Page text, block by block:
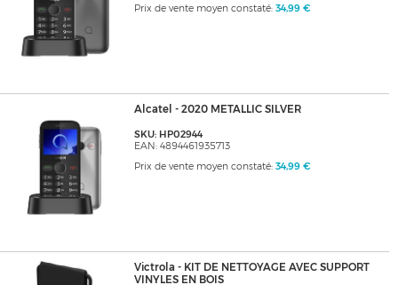
Prix de vente moyen constaté: 34,99 €
Alcatel - 2020 METALLIC SILVER
SKU: HP02944
EAN: 4894461935713
Prix de vente moyen constaté: 34,99 €
Victrola - KIT DE NETTOYAGE AVEC SUPPORT
VINYLES EN BOIS